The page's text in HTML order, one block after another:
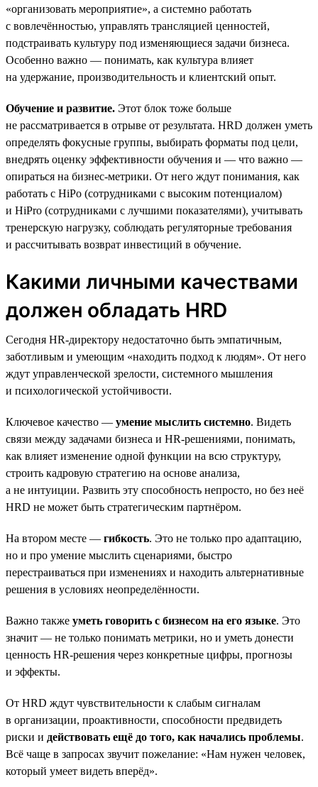
«организовать мероприятие», а системно работать
с вовлечённостью, управлять трансляцией ценностей,
подстраивать культуру под изменяющиеся задачи бизнеса.
Особенно важно — понимать, как культура влияет
на удержание, производительность и клиентский опыт.
Обучение и развитие. Этот блок тоже больше
не рассматривается в отрыве от результата. HRD должен уметь
определять фокусные группы, выбирать форматы под цели,
внедрять оценку эффективности обучения и — что важно —
опираться на бизнес-метрики. От него ждут понимания, как
работать с HiPo (сотрудниками с высоким потенциалом)
и HiPro (сотрудниками с лучшими показателями), учитывать
тренерскую нагрузку, соблюдать регуляторные требования
и рассчитывать возврат инвестиций в обучение.
Какими личными качествами
должен обладать HRD
Сегодня HR-директору недостаточно быть эмпатичным,
заботливым и умеющим «находить подход к людям». От него
ждут управленческой зрелости, системного мышления
и психологической устойчивости.
Ключевое качество — умение мыслить системно. Видеть
связи между задачами бизнеса и HR-решениями, понимать,
как влияет изменение одной функции на всю структуру,
строить кадровую стратегию на основе анализа,
а не интуиции. Развить эту способность непросто, но без неё
HRD не может быть стратегическим партнёром.
На втором месте — гибкость. Это не только про адаптацию,
но и про умение мыслить сценариями, быстро
перестраиваться при изменениях и находить альтернативные
решения в условиях неопределённости.
Важно также уметь говорить с бизнесом на его языке. Это
значит — не только понимать метрики, но и уметь донести
ценность HR-решения через конкретные цифры, прогнозы
и эффекты.
От HRD ждут чувствительности к слабым сигналам
в организации, проактивности, способности предвидеть
риски и действовать ещё до того, как начались проблемы.
Всё чаще в запросах звучит пожелание: «Нам нужен человек,
который умеет видеть вперёд».